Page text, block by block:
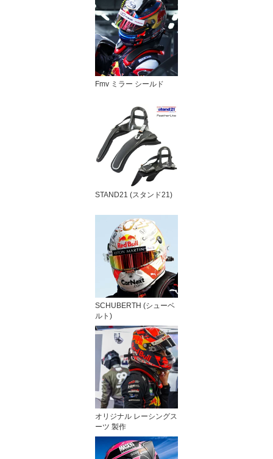
Fmv ミラー シールド
STAND21 (スタンド21)
SCHUBERTH (シューベ
ルト)
オリジナル レーシングス
ーツ 製作